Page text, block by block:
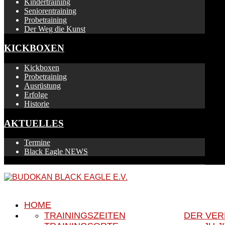
Seniorentraining
Probetraining
Der Weg die Kunst
KICKBOXEN
Kickboxen
Probetraining
Ausrüstung
Erfolge
Historie
AKTUELLES
Termine
Black Eagle NEWS
HOME
DER
TRAININGSZEITEN